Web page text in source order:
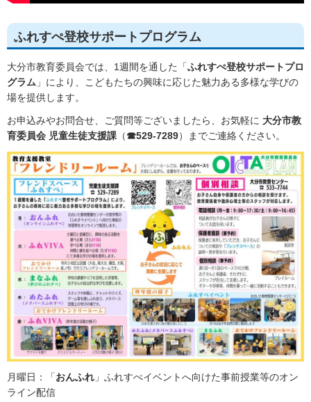
ふれすぺ登校サポートプログラム
大分市教育委員会では、1週間を通した「ふれすぺ登校サポートプロ
グラム 」により、こどもたちの興味に応じた魅力ある多様な学びの
場を提供します。
お申込みやお問合せ、ご質問等ございましたら、お気軽に 大分市教
育委員会 児童生徒支援課 （☎529-7289）までご連絡ください。
月曜日：「おんふれ 」ふれすぺイベントへ向けた事前授業等のオン
ライン配信